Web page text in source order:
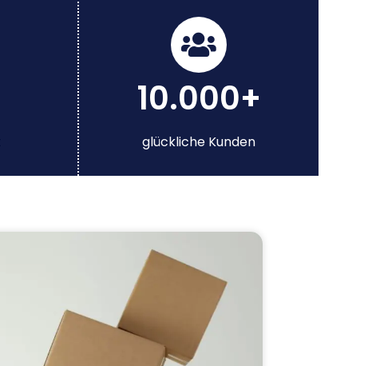
10.000+
glückliche Kunden